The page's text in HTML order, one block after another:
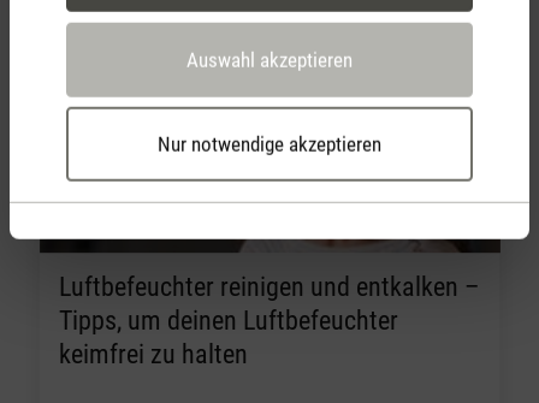
Auswahl akzeptieren
Nur notwendige akzeptieren
Medienmitteilungen
Luftbefeuchter reinigen und entkalken –
Tipps, um deinen Luftbefeuchter
keimfrei zu halten